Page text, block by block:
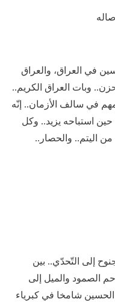
في العراق، والعراق
وبات العراق الكريم..
في سالف الأزمان.. إنّه
حين استباحه يزيد.. وكل
اليتم.. والحصار..
إلى التّحدّي.. بين
الصمود والميل إلى
شامخا في كبرياء